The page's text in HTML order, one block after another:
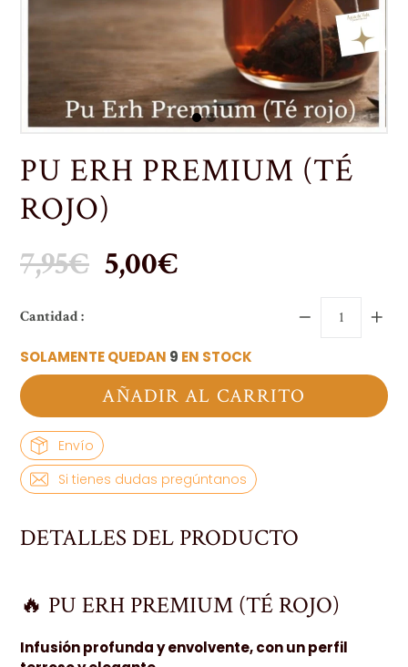
PU ERH PREMIUM (TÉ
ROJO)
Precio
habitual
7,95€ 5,00€
Cantidad :
SOLAMENTE QUEDAN 9 EN STOCK
AÑADIR AL CARRITO
Envío
Si tienes dudas pregúntanos
DETALLES DEL PRODUCTO
🔥 PU ERH PREMIUM (TÉ ROJO)
Infusión profunda y envolvente, con un perfil